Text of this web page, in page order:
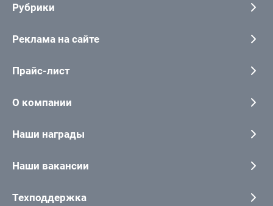
Рубрики
Реклама на сайте
Прайс-лист
О компании
Наши награды
Наши вакансии
Техподдержка